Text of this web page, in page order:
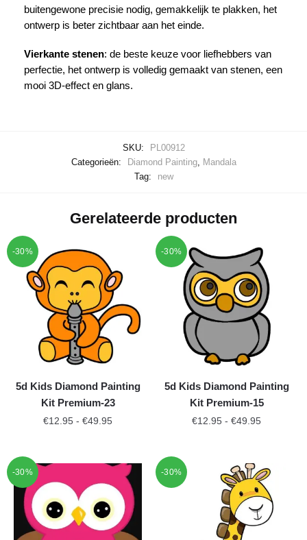
buitengewone precisie nodig, gemakkelijk te plakken, het
ontwerp is beter zichtbaar aan het einde.
Vierkante stenen: de beste keuze voor liefhebbers van
perfectie, het ontwerp is volledig gemaakt van stenen, een
mooi 3D-effect en glans.
SKU:
PL00912
Categorieën:
Diamond Painting, Mandala
Tag:
new
Gerelateerde producten
-30%
5d Kids Diamond Painting
Kit Premium-23
€12.95 - €49.95
-30%
5d Kids Diamond Painting
Kit Premium-15
€12.95 - €49.95
-30% -30%